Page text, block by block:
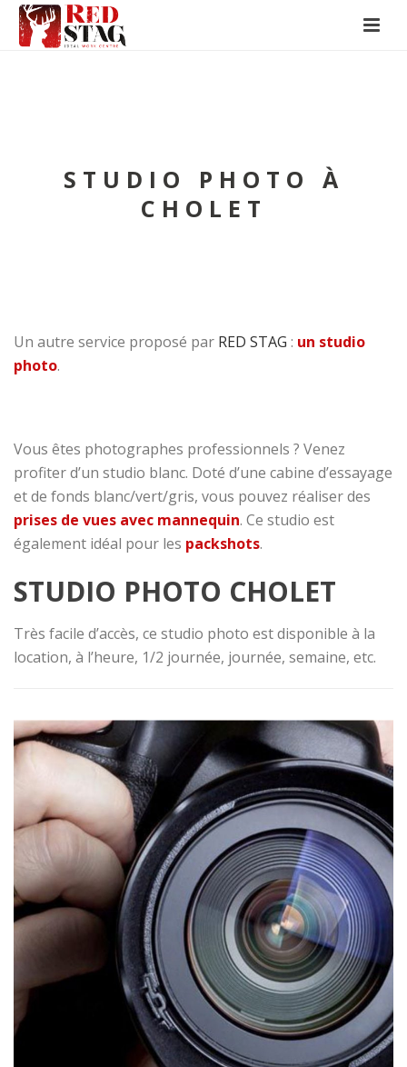
STUDIO PHOTO À
CHOLET
Un autre service proposé par RED STAG : un studio
photo.
Vous êtes photographes professionnels ? Venez
profiter d’un studio blanc. Doté d’une cabine d’essayage
et de fonds blanc/vert/gris, vous pouvez réaliser des
prises de vues avec mannequin. Ce studio est
également idéal pour les packshots.
STUDIO PHOTO CHOLET
Très facile d’accès, ce studio photo est disponible à la
location, à l’heure, 1/2 journée, journée, semaine, etc.